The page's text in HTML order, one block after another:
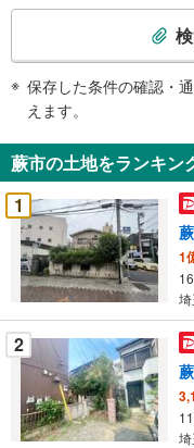
知
を
受
け
取
る
・
件
を
イ
ペ
保存した条件の確認・
えます。
蕨市の土地をランキン
1
1
2